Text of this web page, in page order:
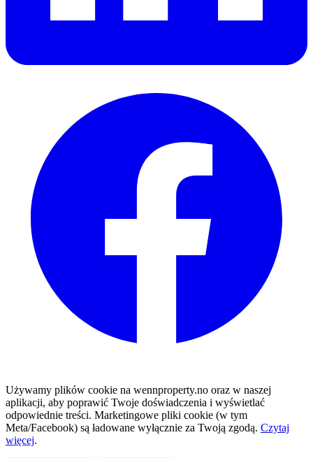
Używamy plików cookie na wennproperty.no oraz w naszej
aplikacji, aby poprawić Twoje doświadczenia i wyświetlać
odpowiednie treści. Marketingowe pliki cookie (w tym
Meta/Facebook) są ładowane wyłącznie za Twoją zgodą. Czytaj
więcej.